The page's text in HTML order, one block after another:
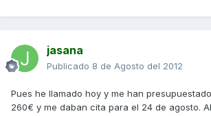
jasana
Publicado 8 de Agosto del 2012
Pues he llamado hoy y me han
260€ y me daban cita para el 24 de agosto.